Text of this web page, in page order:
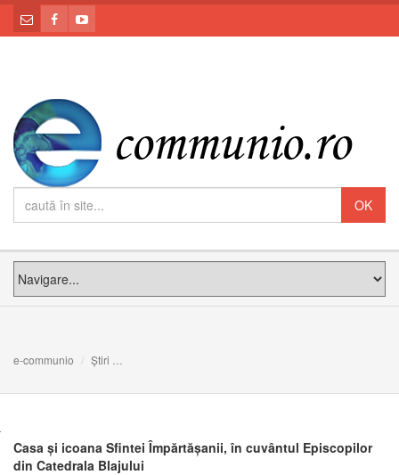
e-communio Știri
Casa și icoana Sfintei Împărtășanii, în cuvântul Episcopilor
din Catedrala Blajului